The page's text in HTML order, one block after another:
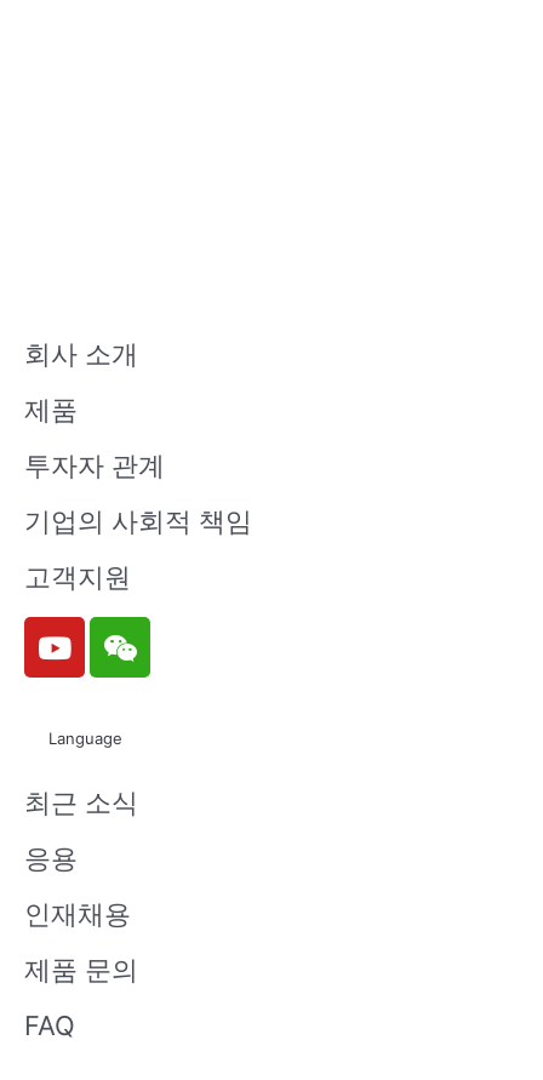
회사 소개
제품
투자자 관계
기업의 사회적 책임
고객지원
Y
o
u
e
W
e
i
n
Language
최근 소식
응용
인재채용
제품 문의
FAQ